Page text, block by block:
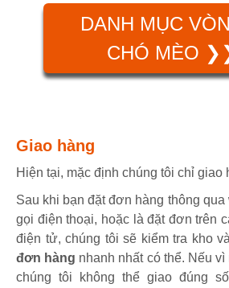
DANH MỤC
CHÓ MÈO
Giao hàng
Hiện tại, mặc định chúng tôi chỉ giao
Sau khi bạn đặt đơn hàng thông qua
gọi điện thoại, hoặc là đặt đơn trên
điện tử, chúng tôi sẽ kiểm tra kho
đơn hàng nhanh nhất có thể. Nếu
chúng tôi không thể giao đúng